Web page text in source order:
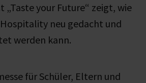
„Taste your Future“ zeigt, wie
neu gedacht und
werden kann.
für Schüler, Eltern und